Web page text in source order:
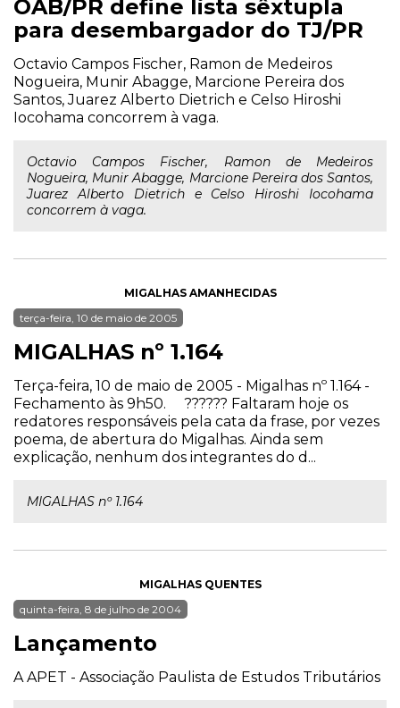
OAB/PR define lista sêxtupla
para desembargador do TJ/PR
Octavio Campos Fischer, Ramon de Medeiros
Nogueira, Munir Abagge, Marcione Pereira dos
Santos, Juarez Alberto Dietrich e Celso Hiroshi
Iocohama concorrem à vaga.
Octavio Campos Fischer, Ramon de Medeiros
Nogueira, Munir Abagge, Marcione Pereira dos Santos,
Juarez Alberto Dietrich e Celso Hiroshi Iocohama
concorrem à vaga.
MIGALHAS AMANHECIDAS
terça-feira, 10 de maio de 2005
MIGALHAS nº 1.164
Terça-feira, 10 de maio de 2005 - Migalhas nº 1.164 -
Fechamento às 9h50. ?????? Faltaram hoje os
redatores responsáveis pela cata da frase, por vezes
poema, de abertura do Migalhas. Ainda sem
explicação, nenhum dos integrantes do d...
MIGALHAS nº 1.164
MIGALHAS QUENTES
quinta-feira, 8 de julho de 2004
Lançamento
A APET - Associação Paulista de Estudos Tributários